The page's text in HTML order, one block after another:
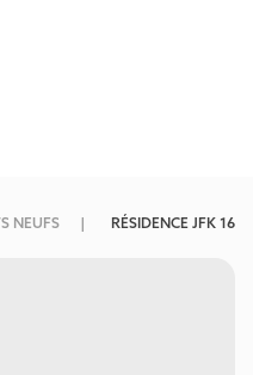
NEUFS RÉSIDENCE JFK 16